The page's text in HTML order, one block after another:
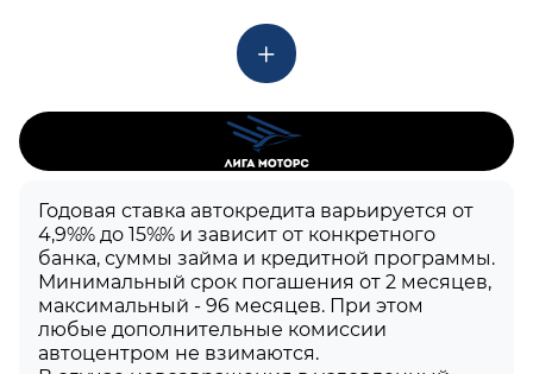
Годовая ставка автокредита варьируется от
4,9%% до 15%% и зависит от конкретного
банка, суммы займа и кредитной программы.
Минимальный срок погашения от 2 месяцев,
максимальный - 96 месяцев. При этом
любые дополнительные комиссии
автоцентром не взимаются.